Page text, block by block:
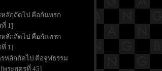
หลักถัดไป คือกันทรก
ที่ 1]
หลักถัดไป คือกันทรก
ที่ 1]
รหลักถัดไป คือจูฬธรรม
พระสูตรที่ 45]